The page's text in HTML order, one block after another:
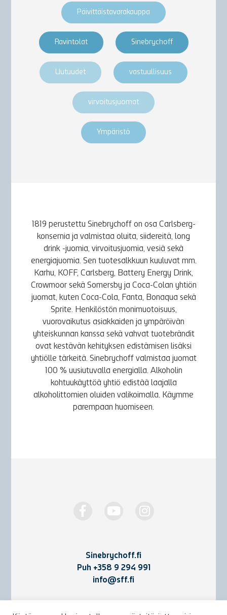
Päivittäistavarakauppa
Ravintolat Sinebrychoff
Uutuudet vastuullisuus
virvoitusjuomat
Ympäristö
1819 perustettu Sinebrychoff on osa Carlsberg-
konsernia ja valmistaa oluita, siidereitä, long
drink -juomia, virvoitusjuomia, vesiä sekä
energiajuomia. Sen tuotesalkkuun kuuluvat mm.
Karhu, KOFF, Carlsberg, Battery Energy Drink,
Crowmoor sekä Somersby ja Coca-Colan yhtiön
juomat, kuten Coca-Cola, Fanta, Bonaqua sekä
Sprite. Henkilöstön monimuotoisuus,
vuorovaikutus asiakkaiden ja ympäröivän
yhteiskunnan kanssa sekä vahvat tuotebrändit
ovat kestävän kehityksen edistämisen lisäksi
yhtiölle tärkeitä. Sinebrychoff valmistaa juomat
100 % uusiutuvalla energialla. Alkoholin
kohtuukäyttöä yhtiö edistää laajalla
alkoholittomien oluiden valikoimalla. Käymme
parempaan huomiseen.
Sinebrychoff.fi
Puh +358 9 294 991
info@sff.fi